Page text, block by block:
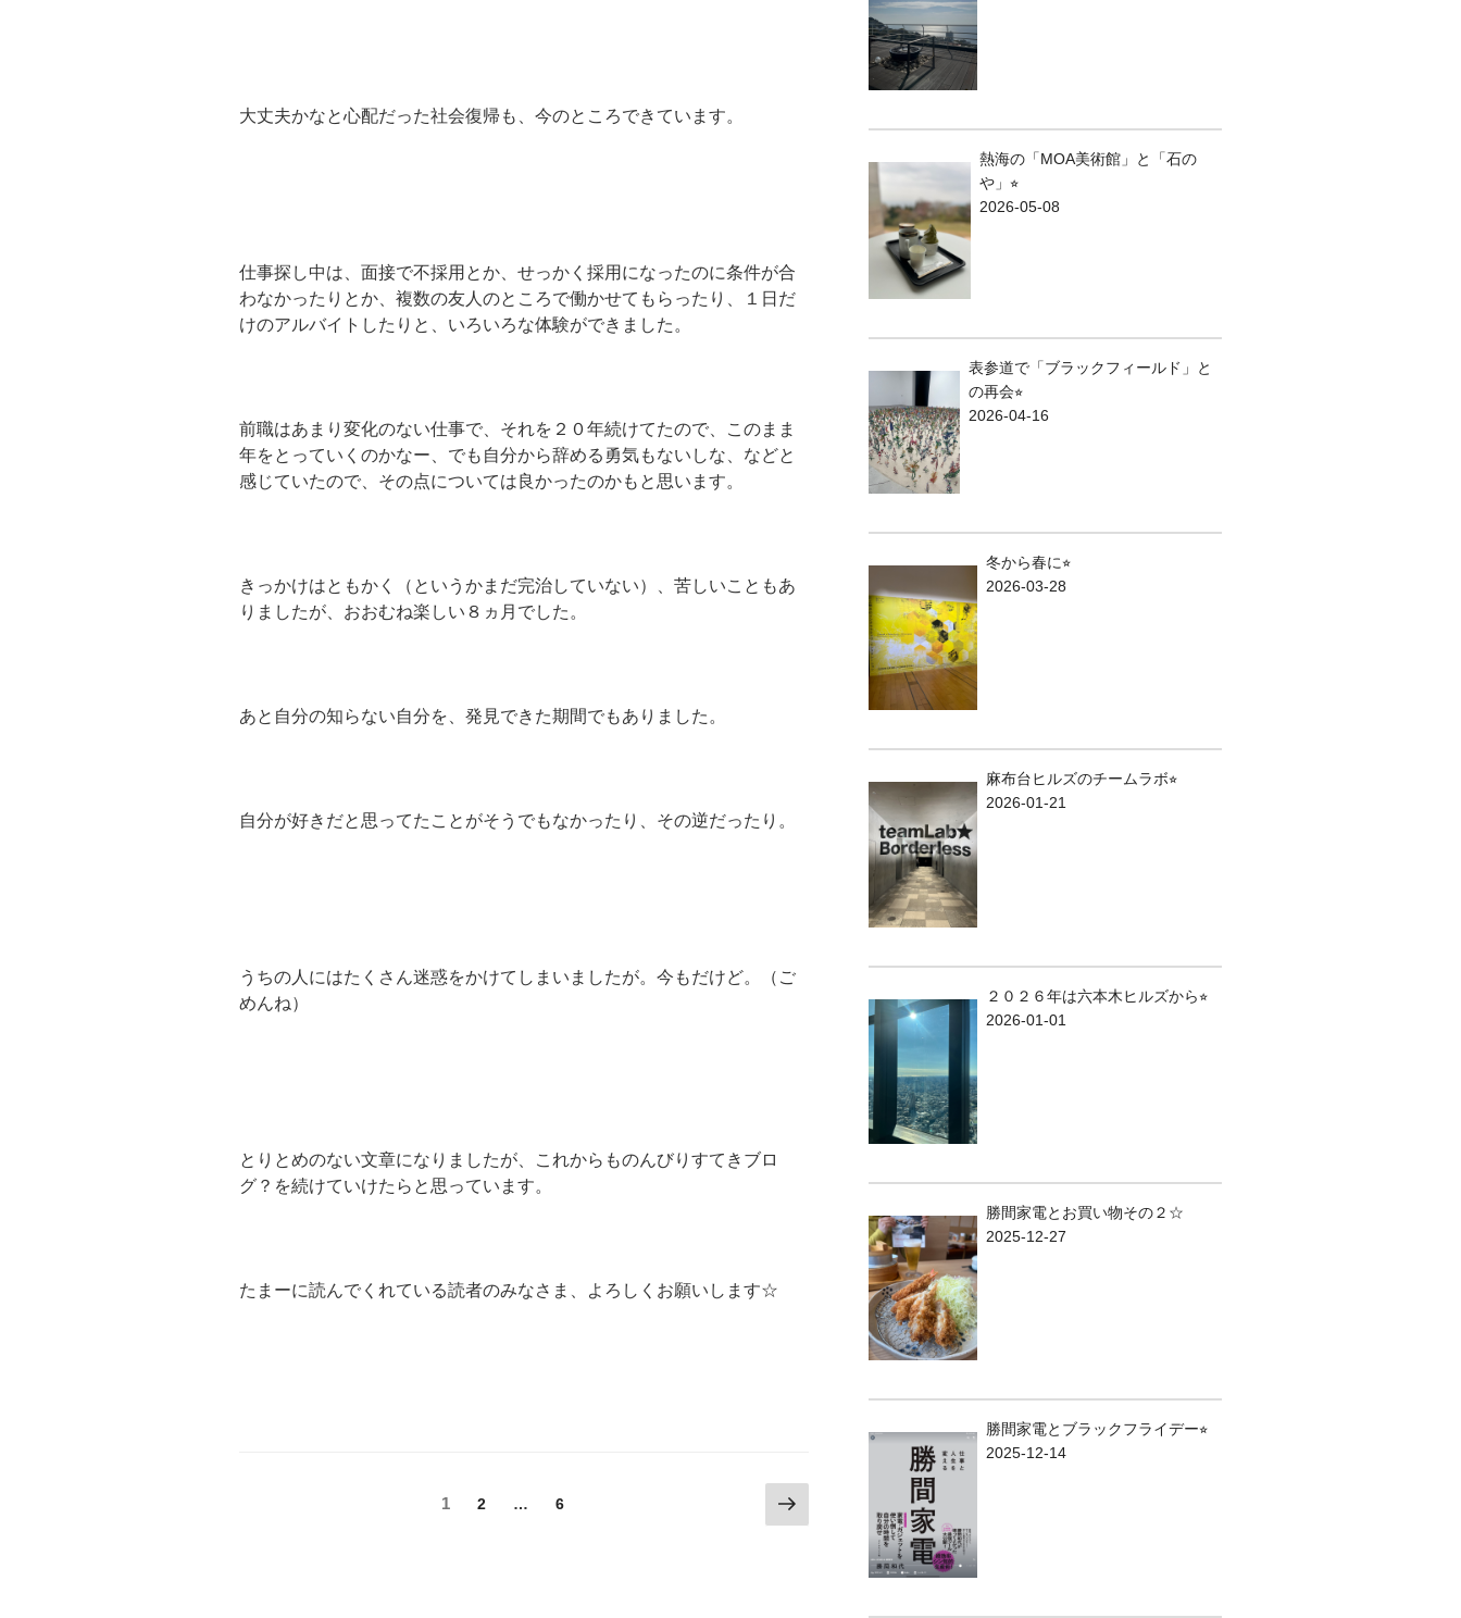
大丈夫かなと心配だった社会復帰も、今のところできています。
仕事探し中は、面接で不採用とか、せっかく採用になったのに条件が合
わなかったりとか、複数の友人のところで働かせてもらったり、１日だ
けのアルバイトしたりと、いろいろな体験ができました。
前職はあまり変化のない仕事で、それを２０年続けてたので、このまま
年をとっていくのかなー、でも自分から辞める勇気もないしな、などと
感じていたので、その点については良かったのかもと思います。
きっかけはともかく（というかまだ完治していない）、苦しいこともあ
りましたが、おおむね楽しい８ヵ月でした。
あと自分の知らない自分を、発見できた期間でもありました。
自分が好きだと思ってたことがそうでもなかったり、その逆だったり。
うちの人にはたくさん迷惑をかけてしまいましたが。今もだけど。（ご
めんね）
とりとめのない文章になりましたが、これからものんびりすてきブロ
グ？を続けていけたらと思っています。
たまーに読んでくれている読者のみなさま、よろしくお願いします☆
固
1
固
2 …
固
6
次
の
熱海の「MOA美術館」と「石の
や」⭐︎
2026-05-08
表参道で「ブラックフィールド」と
の再会⭐︎
2026-04-16
冬から春に⭐︎
2026-03-28
麻布台ヒルズのチームラボ⭐︎
2026-01-21
２０２６年は六本木ヒルズから⭐︎
2026-01-01
勝間家電とお買い物その２☆
2025-12-27
勝間家電とブラックフライデー⭐︎
2025-12-14